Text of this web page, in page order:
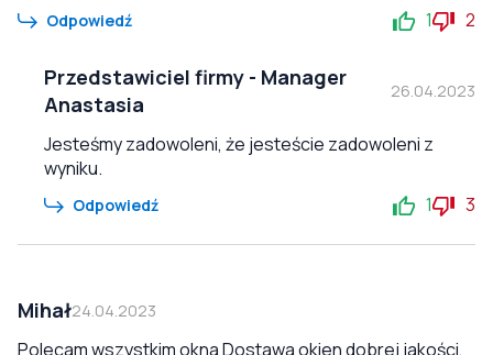
Odpowiedź 1 2
Przedstawiciel firmy - Manager
Anastasia
26.04.2023
Jesteśmy zadowoleni, że jesteście zadowoleni z
wyniku.
Odpowiedź 1 3
Mihał24.04.2023
Polecam wszystkim okna Dostawa okien dobrej jakości,